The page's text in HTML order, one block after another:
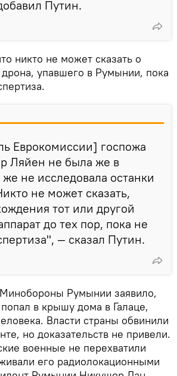
Путин.
никто не может сказать о
упавшего в Румынии, пока
Еврокомиссии] госпожа
Ляйен не была же в
не исследовала останки
не может сказать,
тот или другой
до тех пор, пока не
— сказал Путин.
Румынии заявило,
в крышу дома в Галаце,
Власти страны обвинили
но доказательств не привели.
военные не перехватили
его радиолокационными